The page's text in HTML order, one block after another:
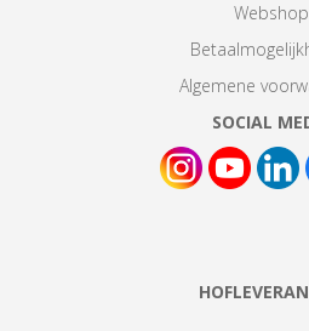
Webshop
Algemene
SOCIAL